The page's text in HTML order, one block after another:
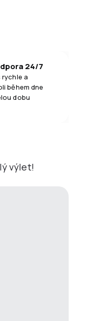
24/7
a
během dne
dobu
výlet!